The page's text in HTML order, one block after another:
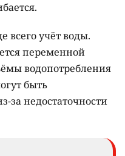
всего учёт воды.
переменной
водопотребления
быть
за недостаточности